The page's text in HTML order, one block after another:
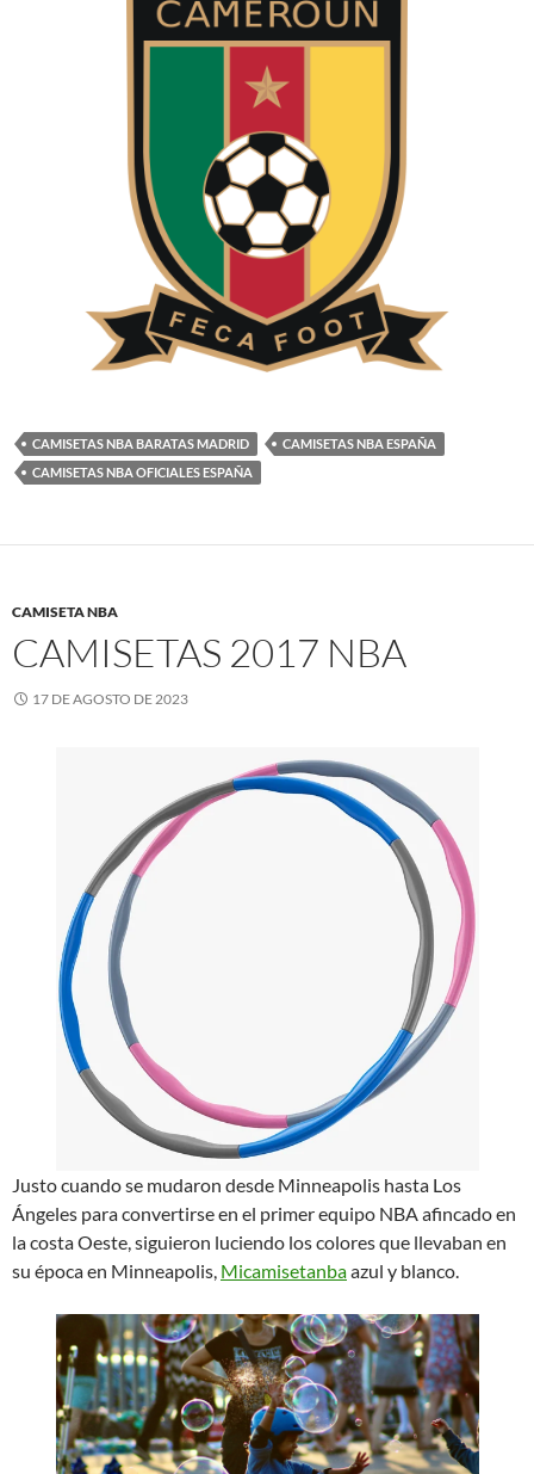
CAMISETAS NBA BARATAS MADRID
CAMISETAS NBA ESPAÑA
CAMISETAS NBA OFICIALES ESPAÑA
CAMISETA NBA
CAMISETAS 2017 NBA
17 DE AGOSTO DE 2023
Justo cuando se mudaron desde Minneapolis hasta Los
Ángeles para convertirse en el primer equipo NBA afincado en
la costa Oeste, siguieron luciendo los colores que llevaban en
su época en Minneapolis, Micamisetanbaazul y blanco.